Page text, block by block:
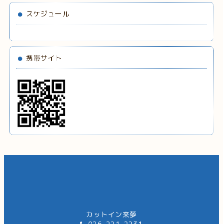
スケジュール
携帯サイト
カットイン来夢